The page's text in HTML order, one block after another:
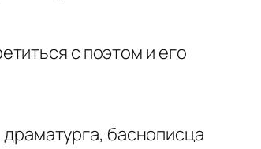
с поэтом и его
баснописца